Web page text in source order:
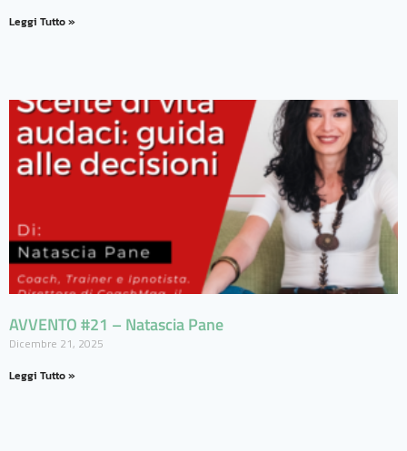
Leggi Tutto »
AVVENTO #21 – Natascia Pane
Dicembre 21, 2025
Leggi Tutto »